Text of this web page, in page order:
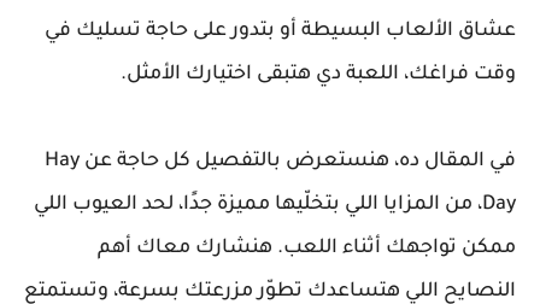
عشاق الألعاب البسيطة أو بتدور على حاجة تسليك في
وقت فراغك، اللعبة دي هتبقى اختيارك الأمثل.
في المقال ده، هنستعرض بالتفصيل كل حاجة عن Hay
Day، من المزايا اللي بتخلّيها مميزة جدًا، لحد العيوب اللي
ممكن تواجهك أثناء اللعب. هنشارك معاك أهم
النصايح اللي هتساعدك تطوّر مزرعتك بسرعة، وتستمتع